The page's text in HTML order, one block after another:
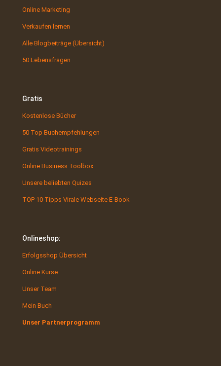
Online Marketing
Verkaufen lernen
Alle Blogbeiträge (Übersicht)
50 Lebensfragen
Gratis
Kostenlose Bücher
50 Top Buchempfehlungen
Gratis Videotrainings
Online Business Toolbox
Unsere beliebten Quizes
TOP 10 Tipps Virale Webseite E-Book
Onlineshop:
Erfolgsshop Übersicht
Online Kurse
Unser Team
Mein Buch
Unser Partnerprogramm